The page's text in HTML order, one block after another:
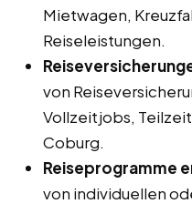
Mietwagen,
Reiseleistungen.
von
Vollzeitjobs,
Coburg.
Reiseprogramme
von individuellen